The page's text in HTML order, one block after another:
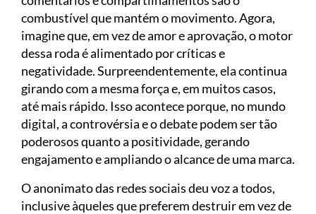
combustível que mantém o movimento. Agora,
imagine que, em vez de amor e aprovação, o motor
dessa roda é alimentado por críticas e
negatividade. Surpreendentemente, ela continua
girando com a mesma força e, em muitos casos,
até mais rápido. Isso acontece porque, no mundo
digital, a controvérsia e o debate podem ser tão
poderosos quanto a positividade, gerando
engajamento e ampliando o alcance de uma marca.
O anonimato das redes sociais deu voz a todos,
inclusive àqueles que preferem destruir em vez de